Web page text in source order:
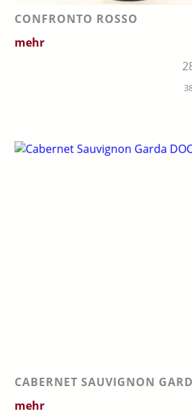
CONFRONTO ROSSO
mehr
CABERNET SAUVIGNON
mehr